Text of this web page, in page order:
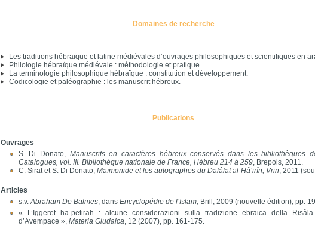
Domaines de recherche
Les traditions hébraïque et latine médiévales d’ouvrages philosophiques et scientifiques en
Philologie hébraïque médiévale : méthodologie et pratique.
La terminologie philosophique hébraïque : constitution et développement.
Codicologie et paléographie : les manuscrit hébreux.
Publications
Ouvrages
S. Di Donato, Manuscrits en caractères hébreux conservés dans les bibliothèques
Catalogues, vol. III. Bibliothèque nationale de France, Hébreu 214 à 259, Brepols, 2011.
C. Sirat et S. Di Donato, Maïmonide et les autographes du Dalâlat al-Ḥâ’irîn, Vrin, 2011
Articles
s.v.Abraham De Balmes, dans Encyclopédie de l’Islam, Brill, 2009 (nouvelle édition), pp.
« L’Iggeret ha-peṭirah : alcune considerazioni sulla tradizione ebraica della Risâla
d’Avempace », Materia Giudaica, 12 (2007), pp. 161-175.